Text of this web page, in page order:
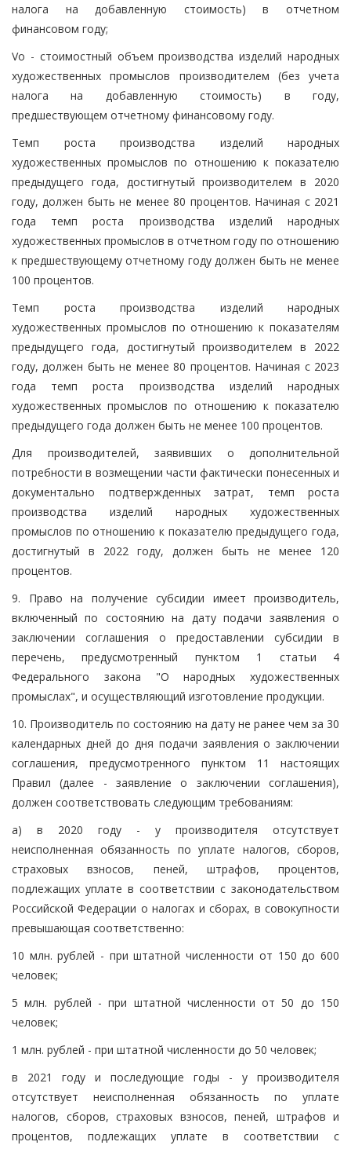
налога на добавленную стоимость) в отчетном
финансовом году;
Vo - стоимостный объем производства изделий народных
художественных промыслов производителем (без учета
налога на добавленную стоимость) в году,
предшествующем отчетному финансовому году.
Темп роста производства изделий народных
художественных промыслов по отношению к показателю
предыдущего года, достигнутый производителем в 2020
году, должен быть не менее 80 процентов. Начиная с 2021
года темп роста производства изделий народных
художественных промыслов в отчетном году по отношению
к предшествующему отчетному году должен быть не менее
100 процентов.
Темп роста производства изделий народных
художественных промыслов по отношению к показателям
предыдущего года, достигнутый производителем в 2022
году, должен быть не менее 80 процентов. Начиная с 2023
года темп роста производства изделий народных
художественных промыслов по отношению к показателю
предыдущего года должен быть не менее 100 процентов.
Для производителей, заявивших о дополнительной
потребности в возмещении части фактически понесенных и
документально подтвержденных затрат, темп роста
производства изделий народных художественных
промыслов по отношению к показателю предыдущего года,
достигнутый в 2022 году, должен быть не менее 120
процентов.
9. Право на получение субсидии имеет производитель,
включенный по состоянию на дату подачи заявления о
заключении соглашения о предоставлении субсидии в
перечень, предусмотренный пунктом 1 статьи 4
Федерального закона "О народных художественных
промыслах", и осуществляющий изготовление продукции.
10. Производитель по состоянию на дату не ранее чем за 30
календарных дней до дня подачи заявления о заключении
соглашения, предусмотренного пунктом 11 настоящих
Правил (далее - заявление о заключении соглашения),
должен соответствовать следующим требованиям:
а) в 2020 году - у производителя отсутствует
неисполненная обязанность по уплате налогов, сборов,
страховых взносов, пеней, штрафов, процентов,
подлежащих уплате в соответствии с законодательством
Российской Федерации о налогах и сборах, в совокупности
превышающая соответственно:
10 млн. рублей - при штатной численности от 150 до 600
человек;
5 млн. рублей - при штатной численности от 50 до 150
человек;
1 млн. рублей - при штатной численности до 50 человек;
в 2021 году и последующие годы - у производителя
отсутствует неисполненная обязанность по уплате
налогов, сборов, страховых взносов, пеней, штрафов и
процентов, подлежащих уплате в соответствии с